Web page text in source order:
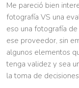
Me pareció bien
fotografía VS una
eso una fotografía
ese proveedor, sin
algunos elementos
tenga validez y sea
la toma de